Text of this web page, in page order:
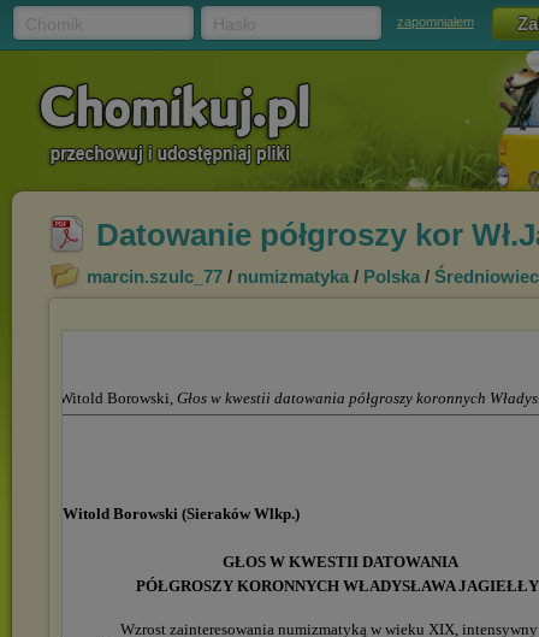
zapomniałem
Datowanie półgroszy kor
marcin.szulc_77 / numizmatyka / Polska /